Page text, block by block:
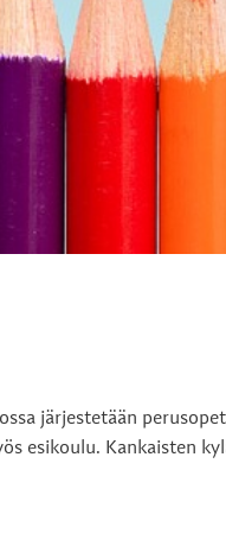
järjestetään
esikoulu. Kankaisten